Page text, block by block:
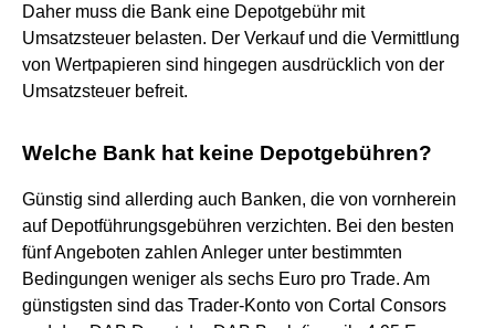
Daher muss die Bank eine Depotgebühr mit
Umsatzsteuer belasten. Der Verkauf und die Vermittlung
von Wertpapieren sind hingegen ausdrücklich von der
Umsatzsteuer befreit.
Welche Bank hat keine Depotgebühren?
Günstig sind allerding auch Banken, die von vornherein
auf Depotführungsgebühren verzichten. Bei den besten
fünf Angeboten zahlen Anleger unter bestimmten
Bedingungen weniger als sechs Euro pro Trade. Am
günstigsten sind das Trader-Konto von Cortal Consors